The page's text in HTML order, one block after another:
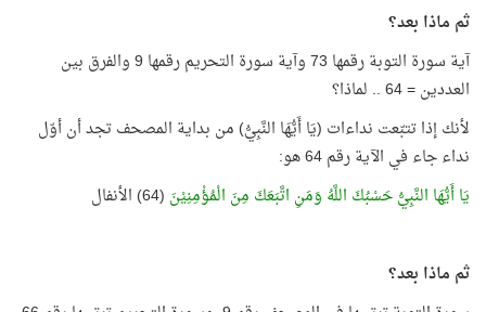
ثم ماذا بعد؟
آية سورة التوبة رقمها 73 وآية سورة التحريم رقمها 9 والفرق بين
العددين = 64 .. لماذا؟
لأنك إذا تتبّعت نداءات (يَا أَيُّهَا النَّبِيُّ) من بداية المصحف تجد أن أوّل
نداء جاء في الآية رقم 64 هو:
يَا أَيُّهَا النَّبِيُّ حَسْبُكَ اللَّهُ وَمَنِ اتَّبَعَكَ مِنَ الْمُؤْمِنِيْنَ (64) الأنفال
ثم ماذا بعد؟